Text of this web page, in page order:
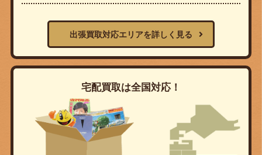
出張買取対応エリアを詳しく見る
宅配買取は全国対応！